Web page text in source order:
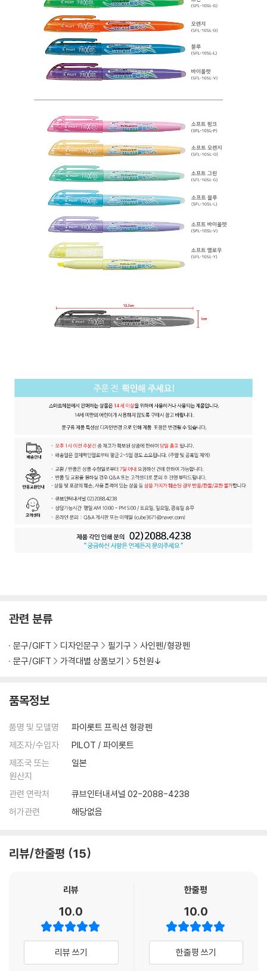
관련 분류
문구/GIFT 디자인문구 필기구
사인펜/형광펜
문구/GIFT
가격대별 상품보기 5천원↓
품목정보
품명 및 모델명
파이롯트 프릭션 형광펜
제조자/수입자
PILOT / 파이롯트
제조국 또는
원산지
일본
관련 연락처
큐브인터내셔널 02-2088-4238
허가관련
해당없음
리뷰/한줄평 15
리뷰
10.0
리뷰 쓰기
한줄평
10.0
한줄평 쓰기